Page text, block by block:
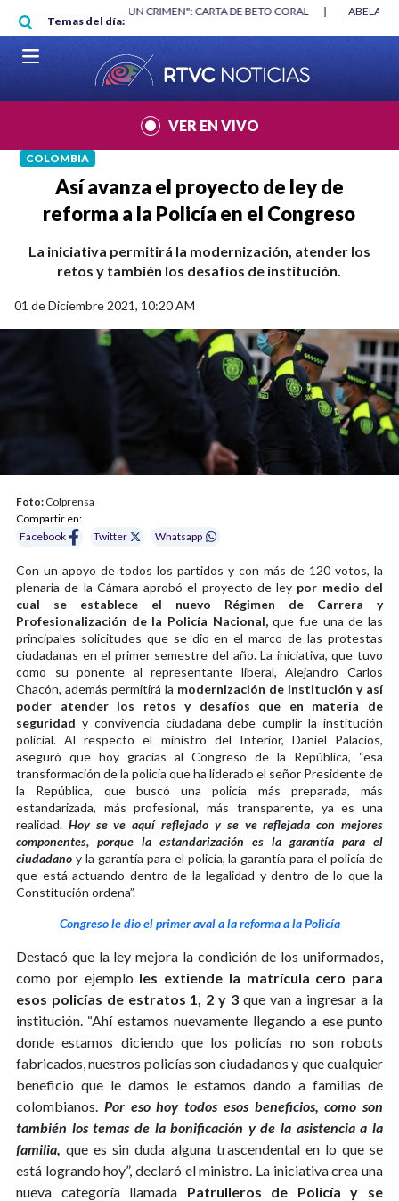
Pasar al contenido principal
Temas del día:
"HABLAR NO ES UN CRIMEN": CARTA DE BETO CORAL
VER EN VIVO
COLOMBIA
Así avanza el proyecto de ley de
reforma a la Policía en el Congreso
La iniciativa permitirá la modernización, atender los
retos y también los desafíos de institución.
01 de Diciembre 2021, 10:20 AM
Foto: Colprensa
Compartir en:
Facebook
Twitter Whatsapp
Con un apoyo de todos los partidos y con más de 120 votos, la
plenaria de la Cámara aprobó el proyecto de ley por medio del
cual se establece el nuevo Régimen de Carrera y
Profesionalización de la Policía Nacional,que fue una de las
principales solicitudes que se dio en el marco de las protestas
ciudadanas en el primer semestre del año. La iniciativa, que tuvo
como su ponente al representante liberal, Alejandro Carlos
Chacón, además permitirá la modernización de institución y así
poder atender los retos y desafíos que en materia de
seguridad y convivencia ciudadana debe cumplir la institución
policial. Al respecto el ministro del Interior, Daniel Palacios,
aseguró que hoy gracias al Congreso de la República, “esa
transformación de la policía que ha liderado el señor Presidente de
la República, que buscó una policía más preparada, más
estandarizada, más profesional, más transparente, ya es una
realidad. Hoy se ve aquí reflejado y se ve reflejada con mejores
componentes, porque la estandarización es la garantía para el
ciudadano y la garantía para el policía, la garantía para el policía de
que está actuando dentro de la legalidad y dentro de lo que la
Constitución ordena”.
Congreso le dio el primer aval a la reforma a la Policía
Destacó que la ley mejora la condición de los uniformados,
como por ejemplo les extiende la matrícula cero para
esos policías de estratos 1, 2 y 3que van a ingresar a la
institución. “Ahí estamos nuevamente llegando a ese punto
donde estamos diciendo que los policías no son robots
fabricados, nuestros policías son ciudadanos y que cualquier
beneficio que le damos le estamos dando a familias de
colombianos. Por eso hoy todos esos beneficios, como son
también los temas de la bonificación y de la asistencia a la
familia, que es sin duda alguna trascendental en lo que se
está logrando hoy”, declaró el ministro. La iniciativa crea una
nueva categoría llamada Patrulleros de Policía y se